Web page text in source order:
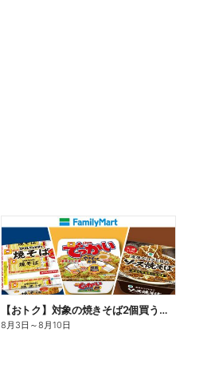
【おトク】対象の焼きそば2個買うと100円引き!
8月3日 ～8月10日